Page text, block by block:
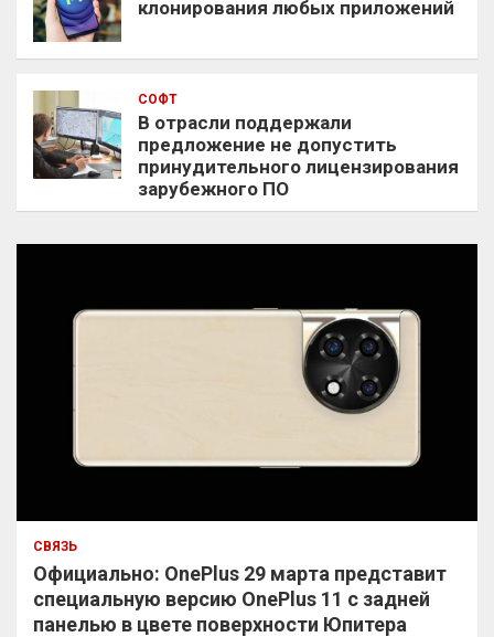
клонирования любых приложений
СОФТ
В отрасли поддержали
предложение не допустить
принудительного лицензирования
зарубежного ПО
СВЯЗЬ
Официально: OnePlus 29 марта представит
специальную версию OnePlus 11 с задней
панелью в цвете поверхности Юпитера